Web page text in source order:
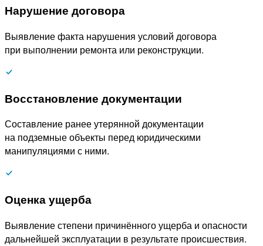
Нарушение договора
Выявление факта нарушения условий договора
при выполнении ремонта или реконструкции.
Восстановление документации
Составление ранее утерянной документации
на подземные объекты перед юридическими
манипуляциями с ними.
Оценка ущерба
Выявление степени причинённого ущерба и опасности
дальнейшей эксплуатации в результате происшествия.